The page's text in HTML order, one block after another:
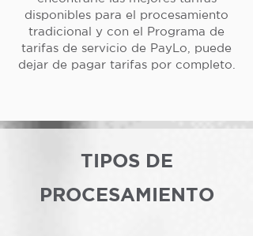
disponibles para el procesamiento
tradicional y con el Programa de
tarifas de servicio de PayLo, puede
dejar de pagar tarifas por completo.
TIPOS DE
PROCESAMIENTO